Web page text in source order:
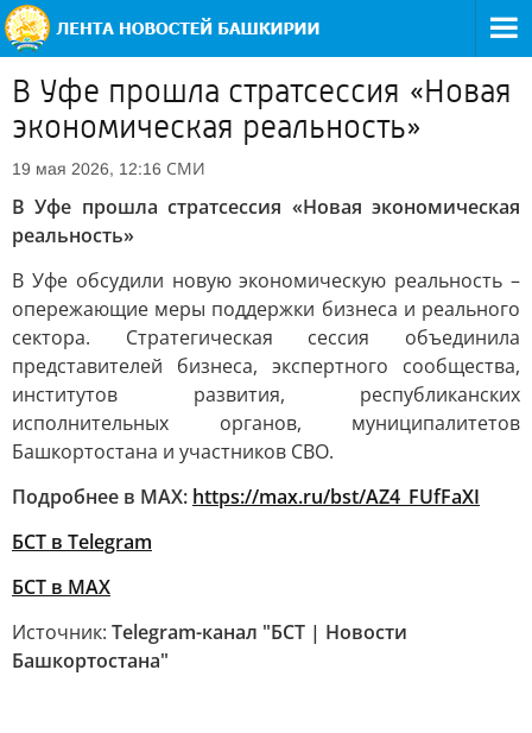
В Уфе прошла стратсессия «Новая
экономическая реальность»
19 мая 2026, 12:16 СМИ
В Уфе прошла стратсессия «Новая экономическая
реальность»
В Уфе обсудили новую экономическую реальность –
опережающие меры поддержки бизнеса и реального
сектора. Стратегическая сессия объединила
представителей бизнеса, экспертного сообщества,
институтов развития, республиканских
исполнительных органов, муниципалитетов
Башкортостана и участников СВО.
Подробнее в MAX: https://max.ru/bst/AZ4_FUfFaXI
БСТ в Telegram
БСТ в МАХ
Источник: Telegram-канал "БСТ | Новости
Башкортостана"